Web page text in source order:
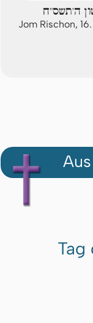
ה'תשס"ח
Jom Rischon,
Tag